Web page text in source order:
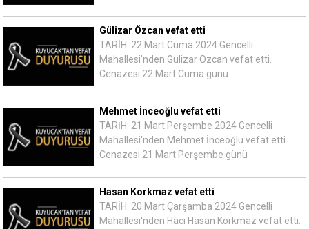
Gülizar Özcan vefat etti
TARİH: 22 Mart Cuma 2024 Gencelli
Mahallesi'nden Gülizar Özcan vefat etti.
Cenazesi 22 Mart Cuma günü
Mehmet İnceoğlu vefat etti
TARİH: 21 Mart Perşembe 2024 Gencelli
Mahallesi'nden Mehmet İnceoğlu vefat etti.
Cenazesi 21 Mart Perşembe günü
Hasan Korkmaz vefat etti
TARİH: 20 Mart Çarşamba 2024 Gencelli
Mahallesi'nden Hacı Hasan Korkmaz vefat etti.